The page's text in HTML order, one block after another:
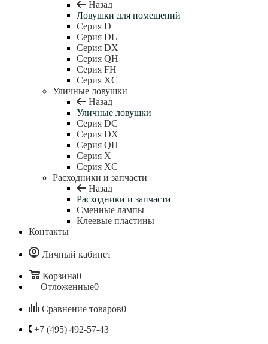
Назад
Ловушки для помещений
Серия D
Серия DL
Серия DX
Серия QH
Серия FH
Серия XC
Уличные ловушки
Назад
Уличные ловушки
Серия DC
Серия DX
Серия QH
Серия X
Серия XC
Расходники и запчасти
Назад
Расходники и запчасти
Сменные лампы
Клеевые пластины
Контакты
Личный кабинет
Корзина0
Отложенные0
Сравнение товаров0
+7 (495) 492-57-43